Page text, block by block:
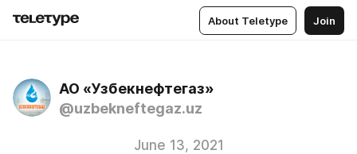
About Teletype Join
АО «Узбекнефтегаз»
@uzbekneftegaz.uz
June 13, 2021